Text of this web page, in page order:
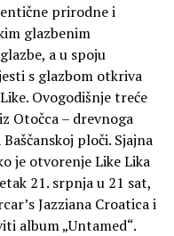
prirodne i
glazbenim
a u spoju
s glazbom otkriva
Ovogodišnje treće
Otočca – drevnoga
ploči. Sjajna
je otvorenje Like Lika
21. srpnja u 21 sat,
Jazziana Croatica i
album „Untamed“.